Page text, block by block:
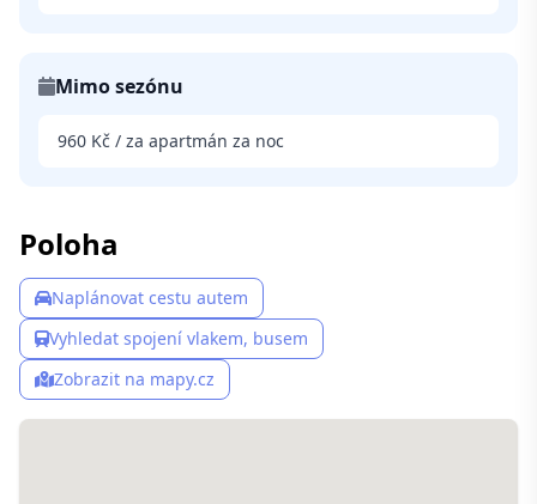
Mimo sezónu
960 Kč / za apartmán za noc
Poloha
Naplánovat cestu autem
Vyhledat spojení vlakem, busem
Zobrazit na mapy.cz